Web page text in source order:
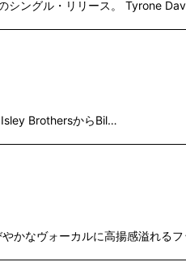
シングル・リリース。 Tyrone
Isley BrothersからBil…
かなヴォーカルに高揚感溢れる